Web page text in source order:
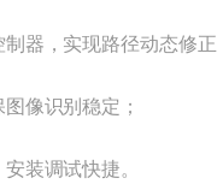
器，实现路径动态修正
像识别稳定；
装调试快捷。